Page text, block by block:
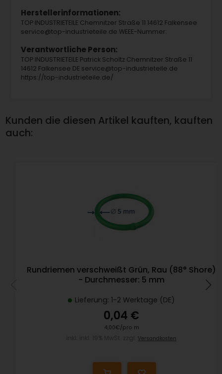
Herstellerinformationen:
TOP INDUSTRIETEILE Chemnitzer Straße 11 14612 Falkensee
service@top-industrieteile.de WEEE-Nummer:
Verantwortliche Person:
TOP INDUSTRIETEILE Patrick Scholtz Chemnitzer Straße 11
14612 Falkensee DE service@top-industrieteile.de
https://top-industrieteile.de/
Kunden die diesen Artikel kauften, kauften
auch:
Rundriemen verschweißt Grün, Rau (88° Shore)
- Durchmesser: 5 mm
Lieferung: 1-2 Werktage (DE)
0,04 €
4,00€/pro m
Versandkosten